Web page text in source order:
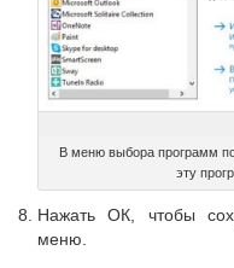
В меню выбора программ
эту
Нажать ОК, чтобы
меню.